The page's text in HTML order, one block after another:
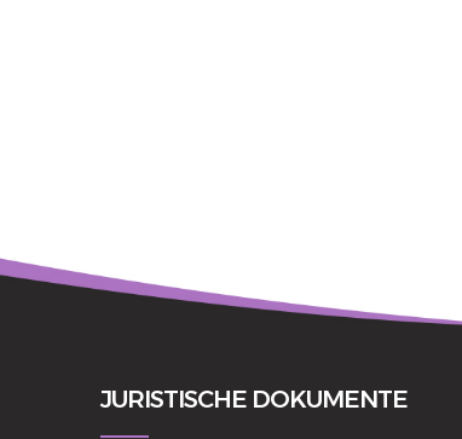
JURISTISCHE DOKUMENTE